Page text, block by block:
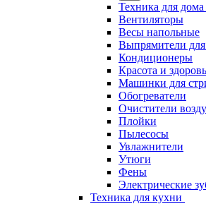
Техника для дома
Вентиляторы
Весы напольные
Выпрямители для
Кондиционеры
Красота и
Машинки для
Обогреватели
Очистители
Плойки
Пылесосы
Увлажнители
Утюги
Фены
Электрические
Техника для кухни